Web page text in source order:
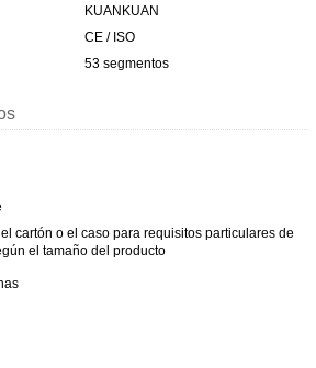
KUANKUAN
CE / ISO
53 segmentos
cartón o el caso para requisitos particulares de
el tamaño del producto